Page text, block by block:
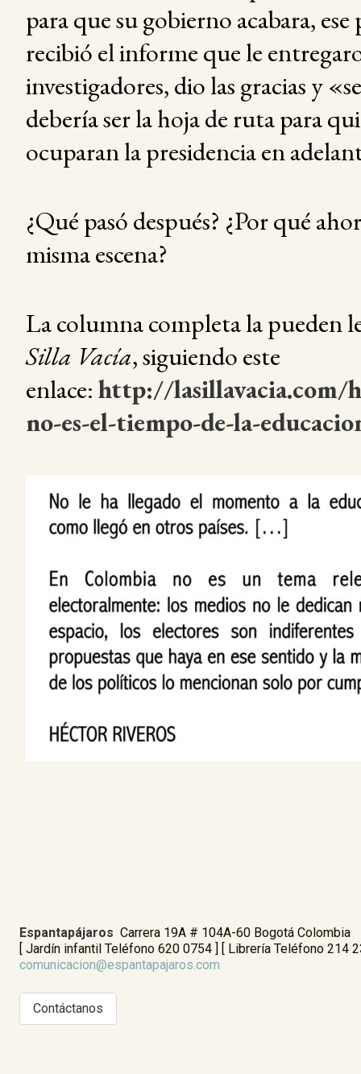
para que su gobierno acabara,
recibió el informe que le
investigadores, dio las gracias y
debería ser la hoja de ruta para
ocuparan la presidencia en
¿Qué pasó después? ¿Por qué
misma escena?
La columna completa la pueden
Silla Vacía, siguiendo este
enlace:http://lasillavacia.com/
no-es-el-tiempo-de-la-
Espantapájaros Carrera 19A # 104A-60 Bogotá Colombia
[ Jardín infantil Teléfono 620 0754 ] [ Librería Teléfono 214
comunicacion@espantapajaros.com
Contáctanos